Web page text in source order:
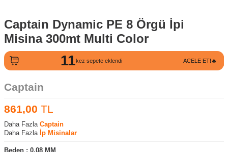
Captain Dynamic PE 8 Örgü İpi
Misina 300mt Multi Color
11kez sepete eklendi
181kez görüntülendi ACELE ET!🔥
Captain
861,00 TL
Daha Fazla Captain
Daha Fazla İp Misinalar
Beden : 0.08 MM